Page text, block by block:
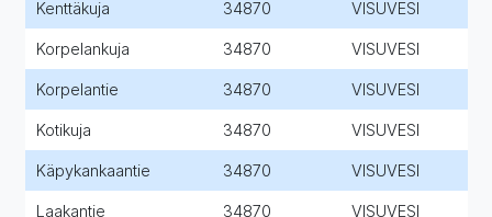
Kenttäkuja 34870 VISUVESI
Korpelankuja 34870 VISUVESI
Korpelantie 34870 VISUVESI
Kotikuja 34870 VISUVESI
Käpykankaantie 34870 VISUVESI
Laakantie 34870 VISUVESI